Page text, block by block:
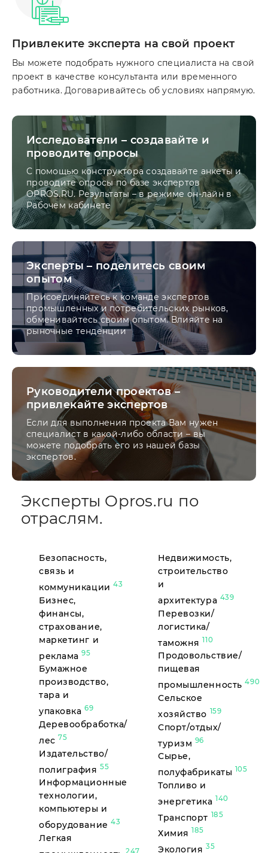
Привлеките эксперта на свой проект
Вы можете подобрать нужного специалиста на свой
проект в качестве консультанта или временного
работника. Договаривайтесь об условиях напрямую.
Исследователи – создавайте и
проводите опросы
С помощью конструктора создавайте анкеты и
проводите опросы по базе экспертов
OPROS.RU. Результаты – в режиме он-лайн в
Рабочем кабинете
Эксперты – поделитесь своим
опытом
Присоединяйтесь к команде экспертов
промышленных и потребительских рынков,
обменивайтесь своим опытом. Влияйте на
рыночные тенденции
Руководители проектов –
привлекайте экспертов
Если для выполнения проекта Вам нужен
специалист в какой-либо области – вы
можете подобрать его из нашей базы
экспертов.
Эксперты Opros.ru по
отраслям.
Безопасность,
связь и
коммуникации43
Бизнес,
финансы,
страхование,
маркетинг и
реклама95
Бумажное
производство,
тара и
упаковка69
Деревообработка/
лес 75
Издательство/
полиграфия55
Информационные
технологии,
компьютеры и
оборудование43
Легкая
247
Недвижимость,
строительство
и
архитектура 439
Перевозки/
логистика/
таможня 110
Продовольствие/
пищевая
промышленность490
Сельское
хозяйство 159
Спорт/отдых/
туризм 96
Сырье,
полуфабрикаты 105
Топливо и
энергетика 140
Транспорт 185
Химия 185
Экология35